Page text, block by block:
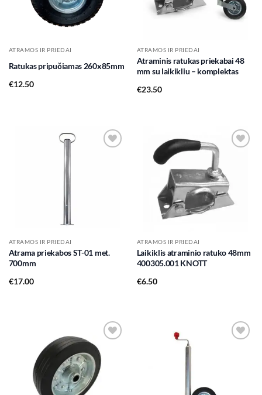
ATRAMOS IR PRIEDAI
Ratukas pripučiamas 260x85mm
€12.50
ATRAMOS IR PRIEDAI
Atraminis ratukas priekabai 48
mm su laikikliu – komplektas
€23.50
ATRAMOS IR PRIEDAI
Atrama priekabos ST-01 met.
700mm
€17.00
ATRAMOS IR PRIEDAI
Laikiklis atraminio ratuko 48mm
400305.001 KNOTT
€6.50
Add to
wishlist